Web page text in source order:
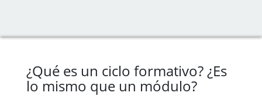
¿Qué es un ciclo formativo? ¿Es
lo mismo que un módulo?